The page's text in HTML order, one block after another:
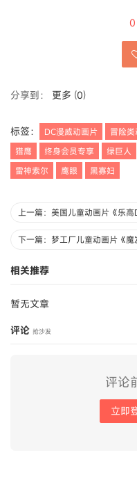
0
分享到： 更多 (0)
标签： DC漫威动画片 冒险
猎鹰
终身会员专享 绿巨人
雷神索尔
鹰眼 黑寡妇
相关推荐
暂无文章
评论 抢沙发
评论
立即